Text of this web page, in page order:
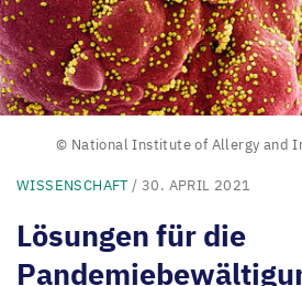
© National Institute of Allergy and
WISSENSCHAFT/ 30. APRIL 2021
Lösungen für die